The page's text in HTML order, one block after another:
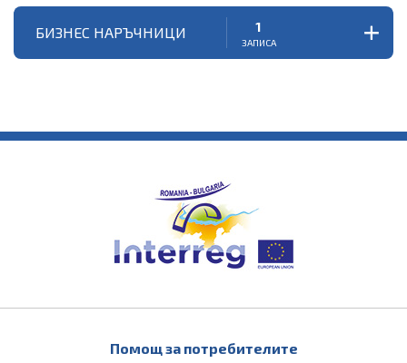
БИЗНЕС НАРЪЧНИЦИ 1
ЗАПИСА
Помощ за потребителите